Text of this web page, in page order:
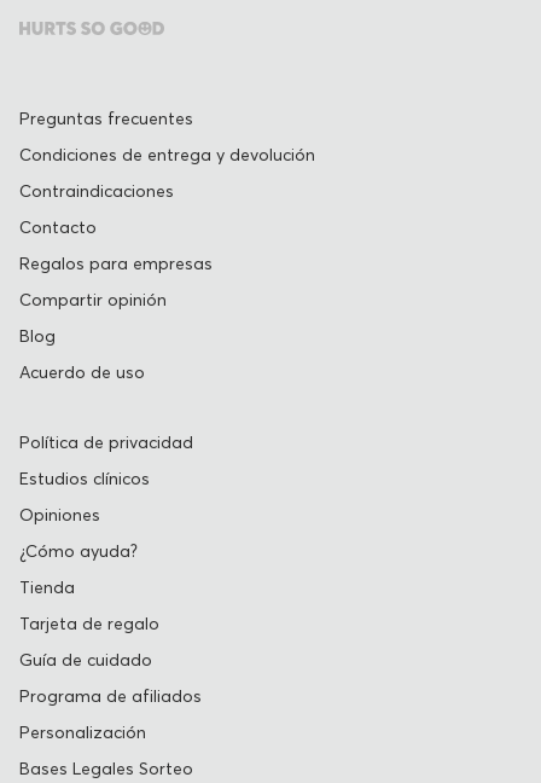
Preguntas frecuentes
Condiciones de entrega y devolución
Contraindicaciones
Contacto
Regalos para empresas
Compartir opinión
Blog
Acuerdo de uso
Política de privacidad
Estudios clínicos
Opiniones
¿Cómo ayuda?
Tienda
Tarjeta de regalo
Guía de cuidado
Programa de afiliados
Personalización
Bases Legales Sorteo